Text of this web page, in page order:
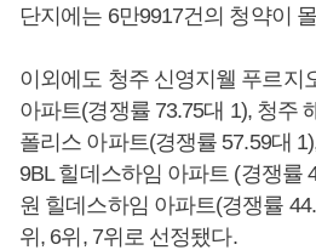
단지에는 6만9917건의 청약이
이외에도 청주 신영지웰 푸르지
아파트(경쟁률 73.75대 1), 청주
폴리스 아파트(경쟁률 57.59대
9BL 힐데스하임 아파트 (경쟁률
원 힐데스하임 아파트(경쟁률
위, 6위, 7위로 선정됐다.